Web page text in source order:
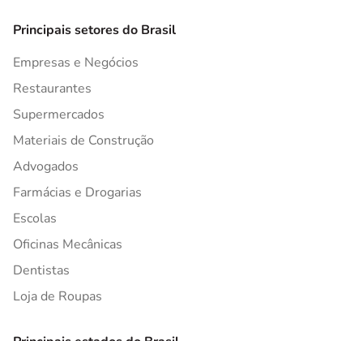
Principais setores do Brasil
Empresas e Negócios
Restaurantes
Supermercados
Materiais de Construção
Advogados
Farmácias e Drogarias
Escolas
Oficinas Mecânicas
Dentistas
Loja de Roupas